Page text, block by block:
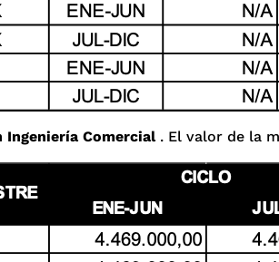
Ingeniería Comercial. El valor de la